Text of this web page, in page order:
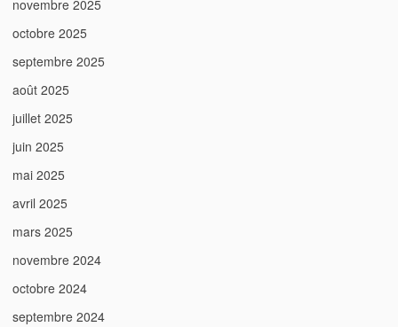
novembre 2025
octobre 2025
septembre 2025
août 2025
juillet 2025
juin 2025
mai 2025
avril 2025
mars 2025
novembre 2024
octobre 2024
septembre 2024